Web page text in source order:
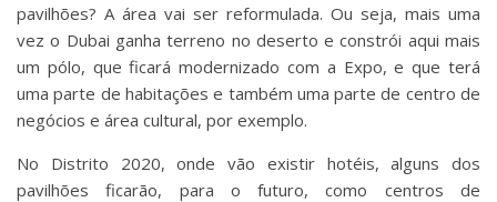
pavilhões? A área vai ser reformulada. Ou seja, mais uma
vez o Dubai ganha terreno no deserto e constrói aqui mais
um pólo, que ficará modernizado com a Expo, e que terá
uma parte de habitações e também uma parte de centro de
negócios e área cultural, por exemplo.
No Distrito 2020, onde vão existir hotéis, alguns dos
pavilhões ficarão, para o futuro, como centros de